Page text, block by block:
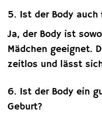
5. Ist der Body auch
Ja, der Body ist
Mädchen geeignet.
zeitlos und lässt
6. Ist der Body ein
Geburt?